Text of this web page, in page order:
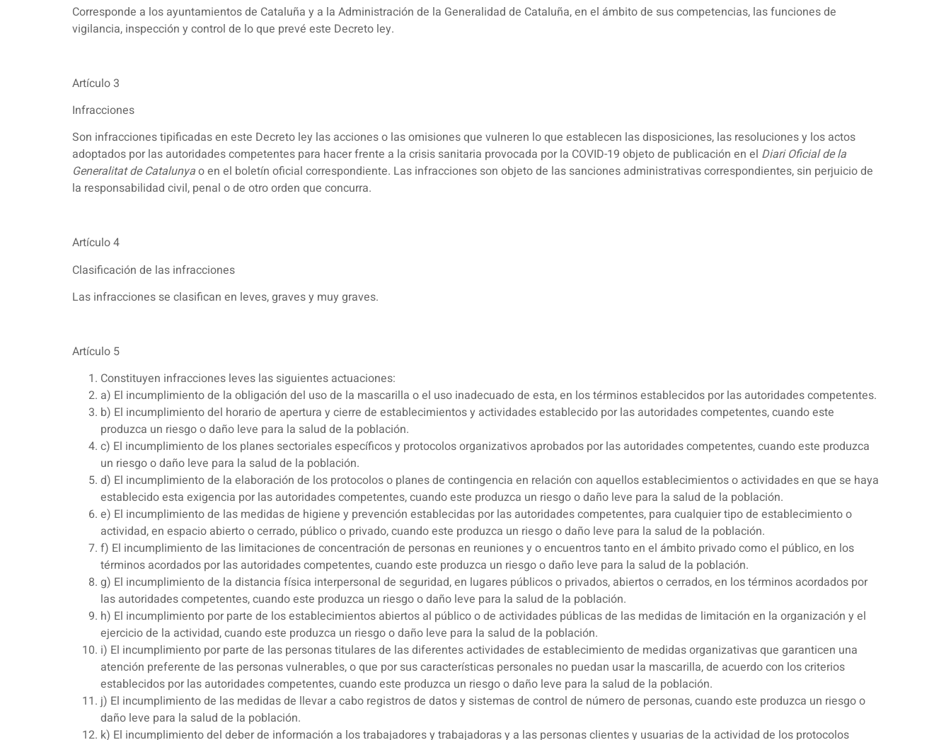
Corresponde a los ayuntamientos de Cataluña y a la Administración de la Generalidad de Cataluña, en el ámbito de sus competencias, las funciones de
vigilancia, inspección y control de lo que prevé este Decreto ley.
Artículo 3
Infracciones
Son infracciones tipificadas en este Decreto ley las acciones o las omisiones que vulneren lo que establecen las disposiciones, las resoluciones y los actos
adoptados por las autoridades competentes para hacer frente a la crisis sanitaria provocada por la COVID-19 objeto de publicación en el Diari Oficial de la
Generalitat de Catalunyao en el boletín oficial correspondiente. Las infracciones son objeto de las sanciones administrativas correspondientes, sin perjuicio de
la responsabilidad civil, penal o de otro orden que concurra.
Artículo 4
Clasificación de las infracciones
Las infracciones se clasifican en leves, graves y muy graves.
Artículo 5
Constituyen infracciones leves las siguientes actuaciones:
a) El incumplimiento de la obligación del uso de la mascarilla o el uso inadecuado de esta, en los términos establecidos por las autoridades competentes.
b) El incumplimiento del horario de apertura y cierre de establecimientos y actividades establecido por las autoridades competentes, cuando este
produzca un riesgo o daño leve para la salud de la población.
c) El incumplimiento de los planes sectoriales específicos y protocolos organizativos aprobados por las autoridades competentes, cuando este produzca
un riesgo o daño leve para la salud de la población.
d) El incumplimiento de la elaboración de los protocolos o planes de contingencia en relación con aquellos establecimientos o actividades en que se haya
establecido esta exigencia por las autoridades competentes, cuando este produzca un riesgo o daño leve para la salud de la población.
e) El incumplimiento de las medidas de higiene y prevención establecidas por las autoridades competentes, para cualquier tipo de establecimiento o
actividad, en espacio abierto o cerrado, público o privado, cuando este produzca un riesgo o daño leve para la salud de la población.
f) El incumplimiento de las limitaciones de concentración de personas en reuniones y o encuentros tanto en el ámbito privado como el público, en los
términos acordados por las autoridades competentes, cuando este produzca un riesgo o daño leve para la salud de la población.
g) El incumplimiento de la distancia física interpersonal de seguridad, en lugares públicos o privados, abiertos o cerrados, en los términos acordados por
las autoridades competentes, cuando este produzca un riesgo o daño leve para la salud de la población.
h) El incumplimiento por parte de los establecimientos abiertos al público o de actividades públicas de las medidas de limitación en la organización y el
ejercicio de la actividad, cuando este produzca un riesgo o daño leve para la salud de la población.
i) El incumplimiento por parte de las personas titulares de las diferentes actividades de establecimiento de medidas organizativas que garanticen una
atención preferente de las personas vulnerables, o que por sus características personales no puedan usar la mascarilla, de acuerdo con los criterios
establecidos por las autoridades competentes, cuando este produzca un riesgo o daño leve para la salud de la población.
j) El incumplimiento de las medidas de llevar a cabo registros de datos y sistemas de control de número de personas, cuando este produzca un riesgo o
daño leve para la salud de la población.
k) El incumplimiento del deber de información a los trabajadores y trabajadoras y a las personas clientes y usuarias de la actividad de los protocolos